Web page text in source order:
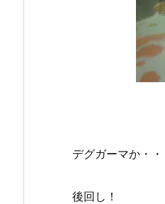
デグガーマか・・
後回し！